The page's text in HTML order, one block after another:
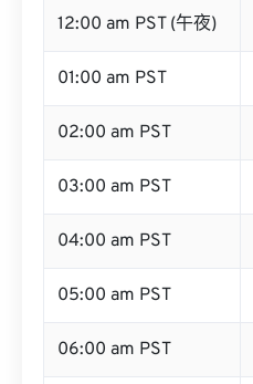
12:00 am PST (午夜)
01:00 am PST
02:00 am PST
03:00 am PST
04:00 am PST
05:00 am PST
06:00 am PST